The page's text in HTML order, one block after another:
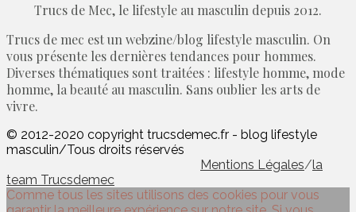
Trucs de Mec, le lifestyle au masculin depuis 2012.
Trucs de mec est un webzine/blog lifestyle masculin. On
vous présente les dernières tendances pour hommes.
Diverses thématiques sont traitées : lifestyle homme, mode
homme, la beauté au masculin. Sans oublier les arts de
vivre.
© 2012-2020 copyright trucsdemec.fr - blog lifestyle
masculin/Tous droits réservés
Mentions Légales/la
team Trucsdemec
Comme tous les sites utilisons des cookies pour vous